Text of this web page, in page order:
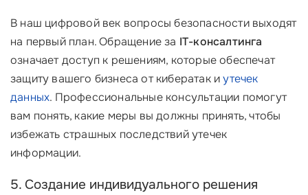
В наш цифровой век вопросы безопасности выходят
на первый план. Обращение за IT-консалтинга
означает доступ к решениям, которые обеспечат
защиту вашего бизнеса от кибератак иутечек
данных. Профессиональные консультации помогут
вам понять, какие меры вы должны принять, чтобы
избежать страшных последствий утечек
информации.
5. Создание индивидуального решения